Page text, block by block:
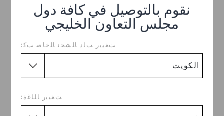
نقوم بالتوصيل في كافة دول
مجلس التعاون الخليجي
ﺖﻐﻴﻳﺭ ﺐﻟﺩ ﺎﻠﺸﺤﻧ ﺎﻠﺧﺎﺻ ﺐﻛ:
ﺖﻐﻴﻳﺭ ﺎﻠﻠﻏﺓ:
KWD (67%) KWD
KWD